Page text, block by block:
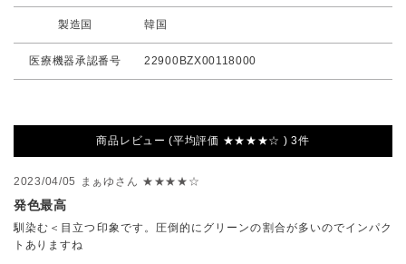
製造国 韓国
医療機器承認番号 22900BZX00118000
商品レビュー (平均評価 ★★★★☆ ) 3件
2023/04/05 まぁゆさん ★★★★☆
発色最高
馴染む＜目立つ印象です。圧倒的にグリーンの割合が多いのでインパク
トありますね